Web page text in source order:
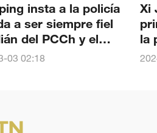
insta a la policía
a ser siempre fiel
del PCCh y el
03 02:18
Xi
la